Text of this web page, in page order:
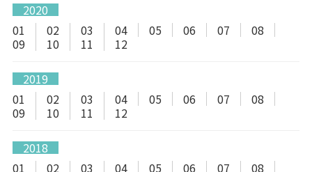
2020
01
02 03 04 05 06 07
08
09
10 11 12
2019
01
02 03 04 05 06 07
08
09
10 11 12
2018
01
02 03 04 05 06 07
08